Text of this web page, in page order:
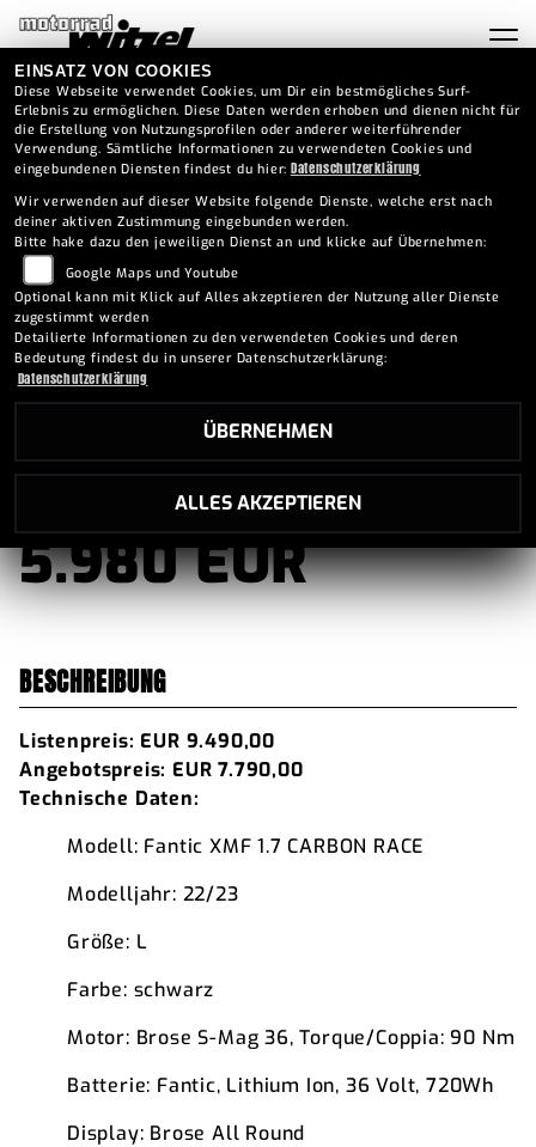
FANTIC XMF 1.7 CARBON RACE L
5.980 EUR
BESCHREIBUNG
Listenpreis: EUR 9.490,00
Angebotspreis: EUR 7.790,00
Technische Daten:
Modell: Fantic XMF 1.7 CARBON RACE
Modelljahr: 22/23
Größe: L
Farbe: schwarz
Motor: Brose S-Mag 36, Torque/Coppia: 90 Nm
Batterie: Fantic, Lithium Ion, 36 Volt, 720Wh
Display: Brose All Round
EINSATZ VON COOKIES
Diese Webseite verwendet Cookies, um Dir ein bestmögliches Surf-
Erlebnis zu ermöglichen. Diese Daten werden erhoben und dienen nicht für
die Erstellung von Nutzungsprofilen oder anderer weiterführender
Verwendung. Sämtliche Informationen zu verwendeten Cookies und
eingebundenen Diensten findest du hier: Datenschutzerklärung
Wir verwenden auf dieser Website folgende Dienste, welche erst nach
deiner aktiven Zustimmung eingebunden werden.
Bitte hake dazu den jeweiligen Dienst an und klicke auf Übernehmen:
Google Maps und Youtube
Optional kann mit Klick auf Alles akzeptieren der Nutzung aller Dienste
zugestimmt werden
Detailierte Informationen zu den verwendeten Cookies und deren
Bedeutung findest du in unserer Datenschutzerklärung:
Datenschutzerklärung
ÜBERNEHMEN
ALLES AKZEPTIEREN